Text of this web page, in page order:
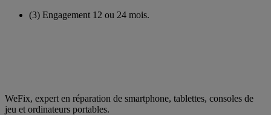
(3) Engagement 12 ou 24 mois.
WeFix, expert en réparation de smartphone, tablettes, consoles de
jeu et ordinateurs portables.